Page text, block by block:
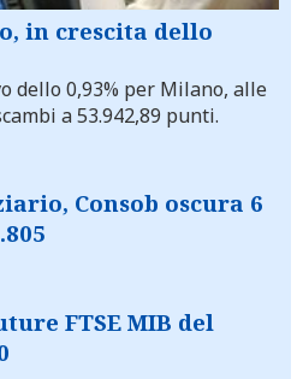
in crescita dello
dello 0,93% per Milano, alle
a 53.942,89 punti.
Consob oscura 6
FTSE MIB del